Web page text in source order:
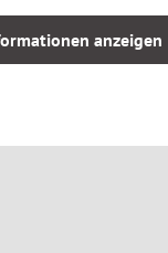
auch souverän
ruhig und
anzeigen